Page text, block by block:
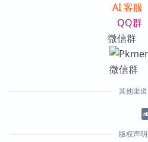
AI 客服
QQ群
微信群
其他渠道
版权声明